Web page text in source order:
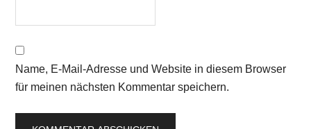
Name, E-Mail-Adresse und Website in diesem Browser
für meinen nächsten Kommentar speichern.